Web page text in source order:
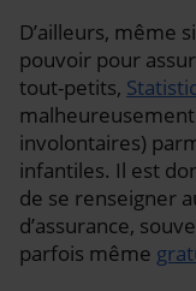
D’ailleurs, même
pouvoir pour
tout-petits,
involontaires)
infantiles. Il est
de se renseigner
d’assurance,
parfois même